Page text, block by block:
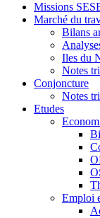
Missions
Marché du
Bilans
Iles du
Notes
Conjoncture
Notes
Etudes
Emploi